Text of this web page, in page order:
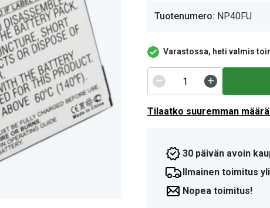
Tuotenumero: NP40FU
Varastossa, heti valmis
Tilaatko suuremman
30 päivän avoin
Ilmainen toimitus
Nopea toimitus!